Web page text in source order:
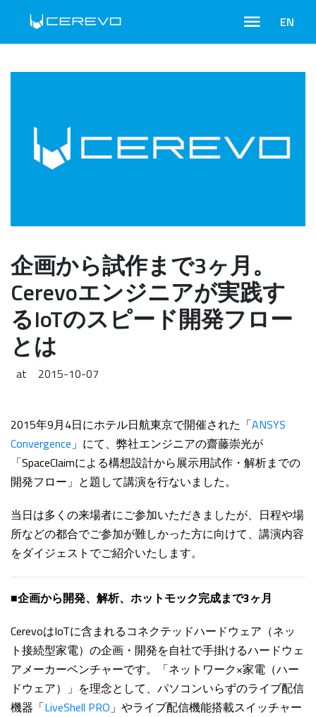
EN
企画から試作まで3ヶ月。
Cerevoエンジニアが実践す
るIoTのスピード開発フロー
とは
at 2015-10-07
2015年9月4日にホテル日航東京で開催された「ANSYS
Convergence」にて、弊社エンジニアの齋藤崇光が
「SpaceClaimによる構想設計から展示用試作・解析までの
開発フロー」と題して講演を行ないました。
当日は多くの来場者にご参加いただきましたが、日程や場
所などの都合でご参加が難しかった方に向けて、講演内容
をダイジェストでご紹介いたします。
■企画から開発、解析、ホットモック完成まで3ヶ月
CerevoはIoTに含まれるコネクテッドハードウェア（ネッ
ト接続型家電）の企画・開発を自社で手掛けるハードウェ
アメーカーベンチャーです。「ネットワーク×家電（ハー
ドウェア）」を理念として、パソコンいらずのライブ配信
機器「LiveShell PRO」やライブ配信機能搭載スイッチャー